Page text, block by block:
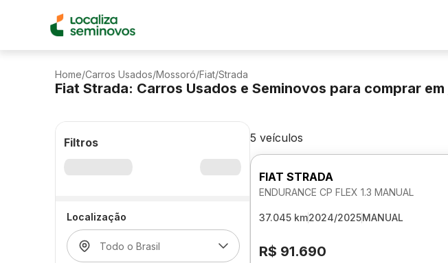
Home/Carros Usados/Mossoró/Fiat/Strada
Fiat Strada: Carros Usados e Seminovos para comprar em
Filtros
Localização
5 veículos
FIAT STRADA
ENDURANCE CP FLEX 1.3 MANUAL
37.045 km2024/2025MANUAL
R$ 91.690